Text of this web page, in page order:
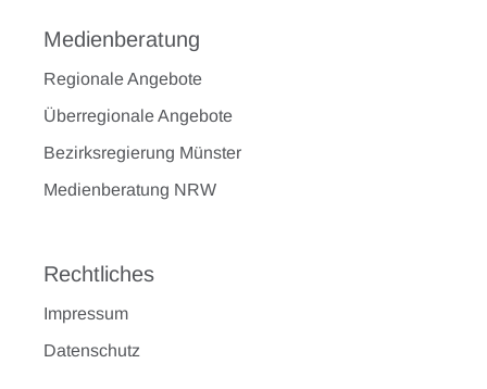
Medienberatung
Regionale Angebote
Überregionale Angebote
Bezirksregierung Münster
Medienberatung NRW
Rechtliches
Impressum
Datenschutz